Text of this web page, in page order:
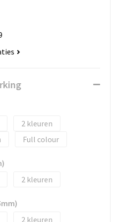
2
Full colour
2
2